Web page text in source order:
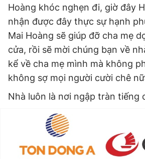
Hoàng khóc nghẹn đi, giờ đây
nhận được đây thực sự hạnh
Mai Hoàng sẽ giúp đỡ cha mẹ
cửa, rồi sẽ mời chúng bạn về
kể về cha mẹ mình mà không
không sợ mọi người cười chê
Nhà luôn là nơi ngập tràn tiếng